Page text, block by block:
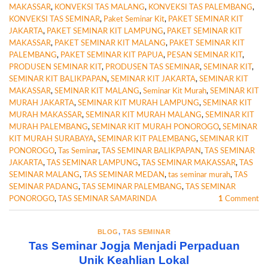
MAKASSAR, KONVEKSI TAS MALANG, KONVEKSI TAS PALEMBANG,
KONVEKSI TAS SEMINAR, Paket Seminar Kit, PAKET SEMINAR KIT
JAKARTA, PAKET SEMINAR KIT LAMPUNG, PAKET SEMINAR KIT
MAKASSAR, PAKET SEMINAR KIT MALANG, PAKET SEMINAR KIT
PALEMBANG, PAKET SEMINAR KIT PAPUA, PESAN SEMINAR KIT ,
PRODUSEN SEMINAR KIT , PRODUSEN TAS SEMINAR, SEMINAR KIT ,
SEMINAR KIT BALIKPAPAN, SEMINAR KIT JAKARTA, SEMINAR KIT
MAKASSAR, SEMINAR KIT MALANG, Seminar Kit Murah, SEMINAR KIT
MURAH JAKARTA, SEMINAR KIT MURAH LAMPUNG, SEMINAR KIT
MURAH MAKASSAR, SEMINAR KIT MURAH MALANG, SEMINAR KIT
MURAH PALEMBANG, SEMINAR KIT MURAH PONOROGO, SEMINAR
KIT MURAH SURABAYA, SEMINAR KIT PALEMBANG, SEMINAR KIT
PONOROGO, Tas Seminar, TAS SEMINAR BALIKPAPAN,
TAS SEMINAR
JAKARTA, TAS SEMINAR LAMPUNG, TAS SEMINAR MAKASSAR,
TAS
SEMINAR MALANG, TAS SEMINAR MEDAN, tas seminar murah,
TAS
SEMINAR PADANG, TAS SEMINAR PALEMBANG,
TAS SEMINAR
PONOROGO, TAS SEMINAR SAMARINDA 1 Comment
BLOG,TAS SEMINAR
Tas Seminar Jogja Menjadi Perpaduan
Unik Keahlian Lokal